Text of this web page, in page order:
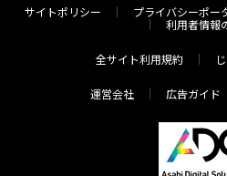
サイトポリシー プライバシーポー
利用者情報
全サイト利用規約
運営会社 広告ガイド